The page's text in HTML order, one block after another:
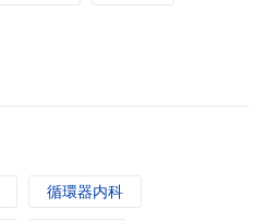
循環器内科